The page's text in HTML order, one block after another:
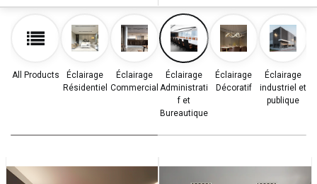
All Products
Éclairage
Résidentiel
Éclairage
Commercial
Éclairage
Administrati
f et
Bureautique
Éclairage
Décoratif
Éclairage
industriel et
publique